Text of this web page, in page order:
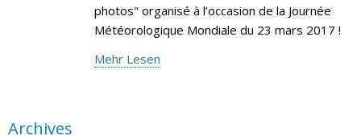
photos" organisé à l’occasion de la Journée
Météorologique Mondiale du 23 mars 2017 !
Mehr Lesen
Archives